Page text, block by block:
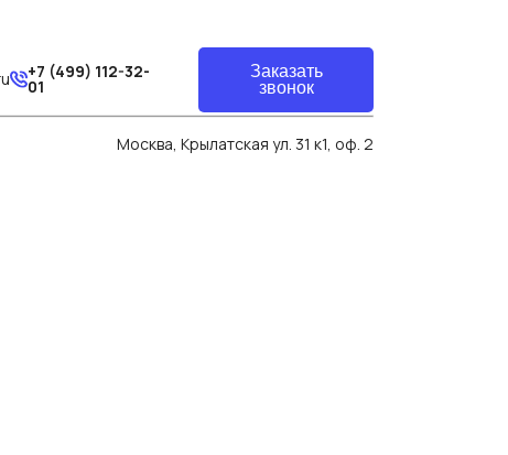
+7 (499) 112-32-
01
Заказать
звонок
Москва, Крылатская ул. 31 к1, оф. 2